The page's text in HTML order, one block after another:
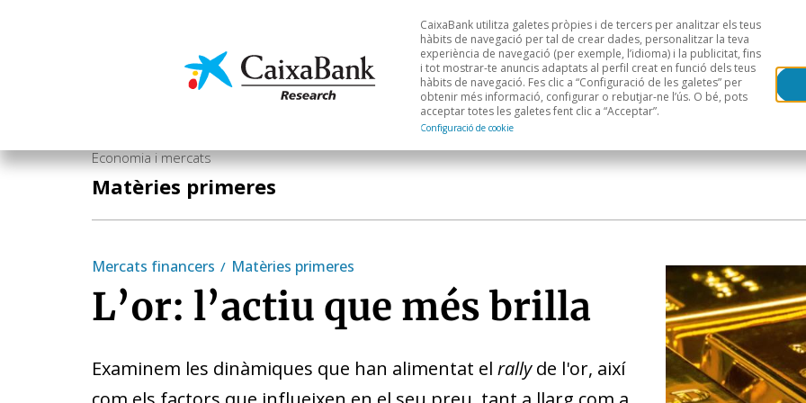
Economia i mercats Anàlisi sectorial Àrees geogràfiques
CaixaBank utilitza galetes pròpies i de tercers per analitzar els teus
hàbits de navegació per tal de crear dades, personalitzar la teva
experiència de navegació (per exemple, l’idioma) i la publicitat, fins
i tot mostrar-te anuncis adaptats al perfil creat en funció dels teus
hàbits de navegació. Fes clic a “Configuració de les galetes” per
obtenir més informació, configurar o rebutjar-ne l’ús. O bé, pots
acceptar totes les galetes fent clic a “Acceptar”.
Configuració de cookie
Economia i mercats
Matèries primeres
Mercats financers Matèries primeres
L’or: l’actiu que més brilla
Examinem les dinàmiques que han alimentat el rallyde l'or, així